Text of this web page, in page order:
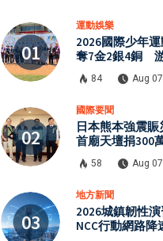
運動娛樂
2026國際少年
奪7金2銀4銅
展現青年競技實力
84 Aug
國際要聞
日本熊本強震
首廟天壇捐300
原
58 Aug
地方新聞
2026城鎮韌性
NCC行動網路